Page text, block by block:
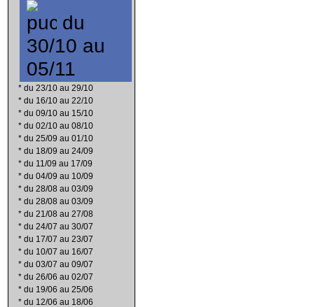
du
30/10 au
05/11
* du 23/10 au 29/10
* du 16/10 au 22/10
* du 09/10 au 15/10
* du 02/10 au 08/10
* du 25/09 au 01/10
* du 18/09 au 24/09
* du 11/09 au 17/09
* du 04/09 au 10/09
* du 28/08 au 03/09
* du 28/08 au 03/09
* du 21/08 au 27/08
* du 24/07 au 30/07
* du 17/07 au 23/07
* du 10/07 au 16/07
* du 03/07 au 09/07
* du 26/06 au 02/07
* du 19/06 au 25/06
* du 12/06 au 18/06